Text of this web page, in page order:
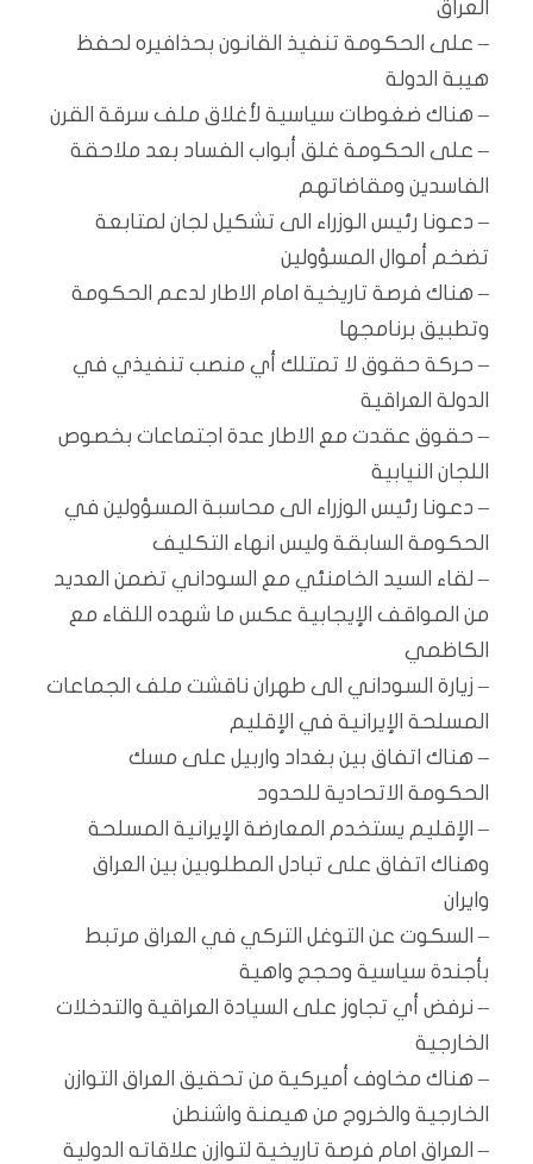
العراق
– على الحكومة تنفيذ القانون بحذافيره لحفظ
هيبة الدولة
– هناك ضغوطات سياسية لأغلاق ملف سرقة القرن
– على الحكومة غلق أبواب الفساد بعد ملاحقة
الفاسدين ومقاضاتهم
– دعونا رئيس الوزراء الى تشكيل لجان لمتابعة
تضخم أموال المسؤولين
– هناك فرصة تاريخية امام الاطار لدعم الحكومة
وتطبيق برنامجها
– حركة حقوق لا تمتلك أي منصب تنفيذي في
الدولة العراقية
– حقوق عقدت مع الاطار عدة اجتماعات بخصوص
اللجان النيابية
– دعونا رئيس الوزراء الى محاسبة المسؤولين في
الحكومة السابقة وليس انهاء التكليف
– لقاء السيد الخامنئي مع السوداني تضمن العديد
من المواقف الإيجابية عكس ما شهده اللقاء مع
الكاظمي
– زيارة السوداني الى طهران ناقشت ملف الجماعات
المسلحة الإيرانية في الإقليم
– هناك اتفاق بين بغداد واربيل على مسك
الحكومة الاتحادية للحدود
– الإقليم يستخدم المعارضة الإيرانية المسلحة
وهناك اتفاق على تبادل المطلوبين بين العراق
وايران
– السكوت عن التوغل التركي في العراق مرتبط
بأجندة سياسية وحجج واهية
– نرفض أي تجاوز على السيادة العراقية والتدخلات
الخارجية
– هناك مخاوف أميركية من تحقيق العراق التوازن
الخارجية والخروج من هيمنة واشنطن
– العراق امام فرصة تاريخية لتوازن علاقاته الدولية